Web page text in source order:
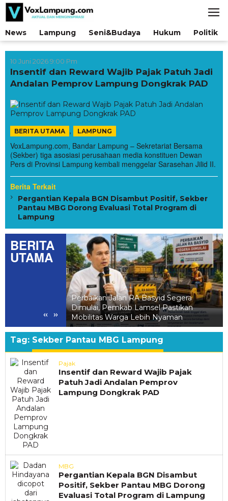
Lewati
konten
News
Lampung Seni&Budaya Hukum Politik
10 Juni 2026 9:00 Pm
Insentif dan Reward Wajib Pajak Patuh Jadi
Andalan Pemprov Lampung Dongkrak PAD
BERITA UTAMA , LAMPUNG
VoxLampung.com, Bandar Lampung – Sekretariat Bersama
(Sekber) tiga asosiasi perusahaan media konstituen Dewan
Pers di Provinsi Lampung kembali menggelar Sarasehan Jilid II.
Berita Terkait
Pergantian Kepala BGN Disambut Positif, Sekber
Pantau MBG Dorong Evaluasi Total Program di
Lampung
BERITA
UTAMA
« »
Pop &
ke Sekolah-
Perbaikan Jalan RA Basyid Segera
Dimulai, Pemkab Lamsel Pastikan
Mobilitas Warga Lebih Nyaman
Tag: Sekber Pantau MBG Lampung
Pajak
Insentif dan Reward Wajib Pajak
Patuh Jadi Andalan Pemprov
Lampung Dongkrak PAD
MBG
Pergantian Kepala BGN Disambut
Positif, Sekber Pantau MBG Dorong
Evaluasi Total Program di Lampung